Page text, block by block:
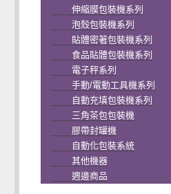
伸縮膜包裝機系列
泡殼包裝機系列
貼體密著包裝機系列
食品貼體包裝機系列
電子秤系列
手動/電動工具機系列
自動充填包裝機系列
三角茶包包裝機
膠帶封罐機
自動化包裝系統
其他機器
週邊商品